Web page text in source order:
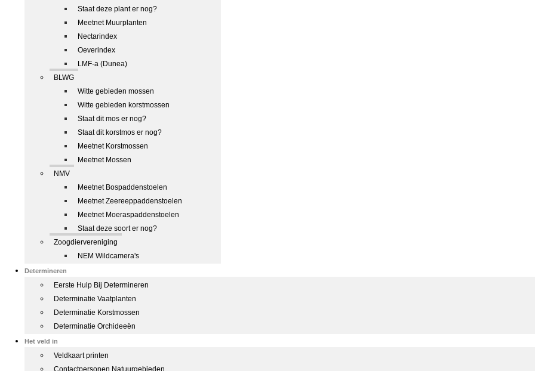
Staat deze plant er nog?
Meetnet Muurplanten
Nectarindex
Oeverindex
LMF-a (Dunea)
BLWG
Witte gebieden mossen
Witte gebieden korstmossen
Staat dit mos er nog?
Staat dit korstmos er nog?
Meetnet Korstmossen
Meetnet Mossen
NMV
Meetnet Bospaddenstoelen
Meetnet Zeereeppaddenstoelen
Meetnet Moeraspaddenstoelen
Staat deze soort er nog?
Zoogdiervereniging
NEM Wildcamera's
Determineren
Eerste Hulp Bij Determineren
Determinatie Vaatplanten
Determinatie Korstmossen
Determinatie Orchideeën
Het veld in
Veldkaart printen
Contactpersonen Natuurgebieden